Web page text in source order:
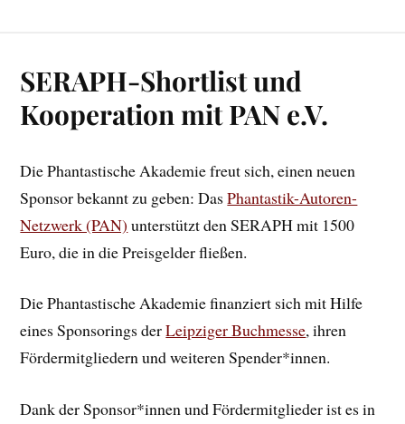
SERAPH-Shortlist und
Kooperation mit PAN e.V.
Die Phantastische Akademie freut sich, einen neuen
Sponsor bekannt zu geben: DasPhantastik-Autoren-
Netzwerk (PAN) unterstützt den SERAPH mit 1500
Euro, die in die Preisgelder fließen.
Die Phantastische Akademie finanziert sich mit Hilfe
eines Sponsorings derLeipziger Buchmesse, ihren
Fördermitgliedern und weiteren Spender*innen.
Dank der Sponsor*innen und Fördermitglieder ist es in